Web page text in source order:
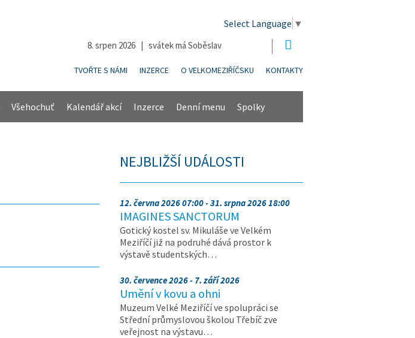
Select Language ▼
8. srpen 2026 | svátek má Soběslav
TVOŘTE S NÁMI INZERCE O VELKOMEZIŘÍČSKU KONTAKTY
Všehochuť Kalendář akcí Inzerce Denní menu Spolky
NEJBLIŽŠÍ UDÁLOSTI
12. června 2026 07:00 - 31. srpna 2026 18:00
IMAGINES SANCTORUM
Gotický kostel sv. Mikuláše ve Velkém
Meziříčí již na podruhé dává prostor k
výstavě studentských…
30. července 2026 - 7. září 2026
Umění v kovu a ohni
Muzeum Velké Meziříčí ve spolupráci se
Střední průmyslovou školou Třebíč zve
veřejnost na výstavu…